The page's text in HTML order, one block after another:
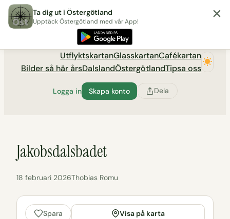
Hoppa
till
Utflyktsportalen tadigut.nu
UtflyktskartanGlasskartanCafékartan
Bilder så här årsDalslandÖstergötlandTipsa oss
Logga in Skapa konto Dela
Jakobsdalsbadet
18 februari 2026Thobias Romu
Spara Visa på karta
Ta dig ut i Östergötland
Upptäck Östergötland med vår App! ×